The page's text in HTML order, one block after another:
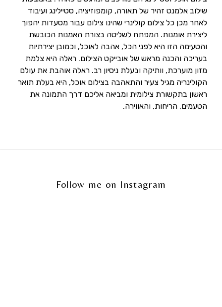
שילוב אלמנט זהיר של תאורה, קומפוזיציה, סטיילינג ועיבוד
לאחר מכן כל צילום קולינרי שהינו צילום עבור מסעדות יהפוך
ליצירת אומנות. המפתח לשליטה בצורת האמנות הכובשת
והטעימה הזו היא לפני הכל, אהבה לאוכל, וכמובן יצירתיות
בעריכה והכנה מראש של אובייקט הצילום. ראלה היא צלמת
מזון מוערכת, וותיקה ובעלת ניסיון רב. ראלה אוהבת את עולם
הקולינריה מגיל צעיר והתאהבה בצילום אוכל, היא בעלת תואר
ראשון בתקשורת צילומית ומביאה אליכם דרך התמונה את
הטעמים, הריחות, והאווירה.
Follow me on Instagram